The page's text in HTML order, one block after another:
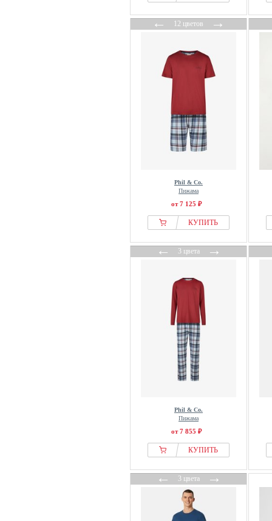
←12 цветов→
Phil & Co.
Пижама
от 7 125 ₽
КУПИТЬ
←3 цвета→
Phil & Co.
Пижама
от 7 855 ₽
КУПИТЬ
←3 цвета→